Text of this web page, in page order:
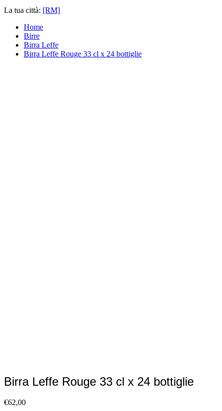
La tua città: [RM]
Home
Birre
Birra Leffe
Birra Leffe Rouge 33 cl x 24 bottiglie
Birra Leffe Rouge 33 cl x 24 bottiglie
€62,00